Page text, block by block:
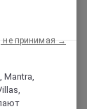
Mantra,
не принимая →